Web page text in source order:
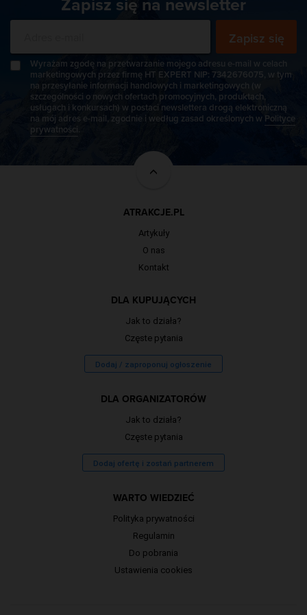
Zapisz się
Wyrażam zgodę na przetwarzanie mojego adresu e-mail w celach
marketingowych przez firmę HT EXPERT NIP: 7342676075, w tym
na przesyłanie informacji handlowych i marketingowych (w
szczególności o nowych ofertach promocyjnych, produktach,
usługach i konkursach) w postaci newslettera drogą elektroniczną
na mój adres e-mail, zgodnie i według zasad określonych w Polityce
prywatności.
ATRAKCJE.PL
Artykuły
O nas
Kontakt
DLA KUPUJĄCYCH
Jak to działa?
Częste pytania
Dodaj / zaproponuj ogłoszenie
DLA ORGANIZATORÓW
Jak to działa?
Częste pytania
Dodaj ofertę i zostań partnerem
WARTO WIEDZIEĆ
Polityka prywatności
Regulamin
Do pobrania
Ustawienia cookies